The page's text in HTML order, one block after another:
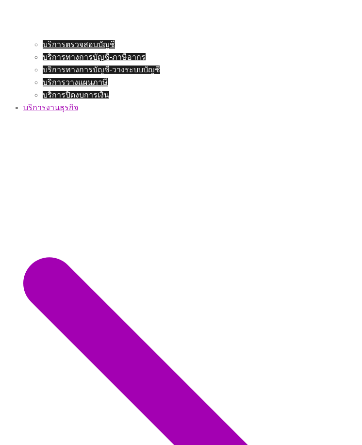
บริการตรวจสอบบัญชี
บริการทางการบัญชี-ภาษีอากร
บริการทางการบัญชี-วางระบบบัญชี
บริการวางแผนภาษี
บริการปิดงบการเงิน
บริการงานธุรกิจ